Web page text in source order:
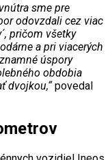
sme pre
odovzdali cez viac
pričom všetky
a pri viacerých
úspory
obdobia
dvojkou,“povedal